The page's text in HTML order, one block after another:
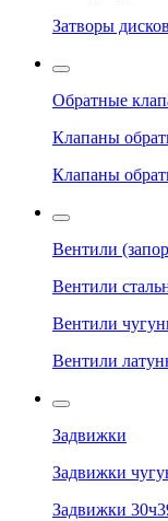
Затворы
Обратные
Клапаны
Клапаны
Вентили
Вентили
Вентили
Вентили
Задвижки
Задвижки
Задвижки